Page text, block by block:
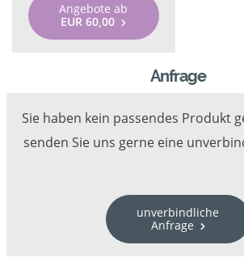
Angebote ab
EUR 60,00
Anfrage
Sie haben kein passendes Produkt
senden Sie uns gerne eine
unverbindliche
Anfrage